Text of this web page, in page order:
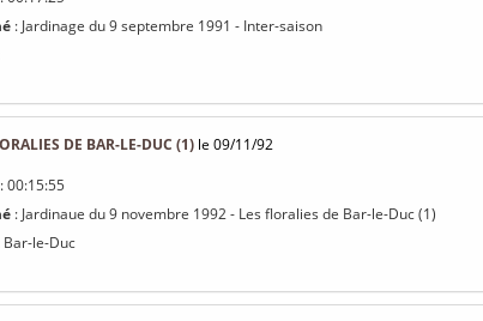
: Jardinage du 9 septembre 1991 - Inter-saison
DE BAR-LE-DUC (1) le 09/11/92
: 00:15:55
: Jardinaue du 9 novembre 1992 - Les floralies de Bar-le-Duc (1)
Bar-le-Duc